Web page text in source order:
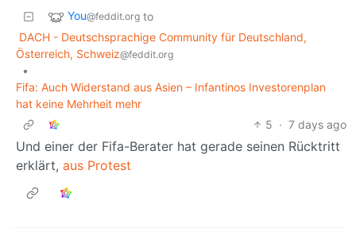
You@feddit.org to
DACH - Deutschsprachige Community für Deutschland,
Österreich, Schweiz@feddit.org
•
Fifa: Auch Widerstand aus Asien – Infantinos Investorenplan
hat keine Mehrheit mehr
5 · 7 days ago
Und einer der Fifa-Berater hat gerade seinen Rücktritt
erklärt, aus Protest